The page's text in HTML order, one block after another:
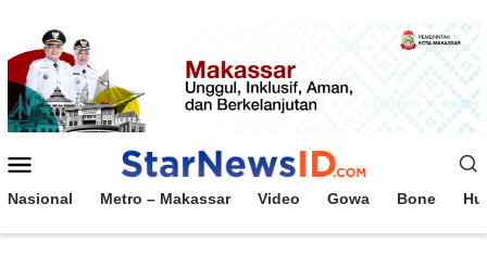
konten
Mobile
Nasional Metro – Makassar Video Gowa Bone